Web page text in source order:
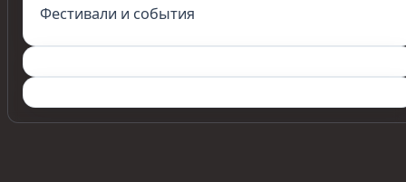
Фестивали и события